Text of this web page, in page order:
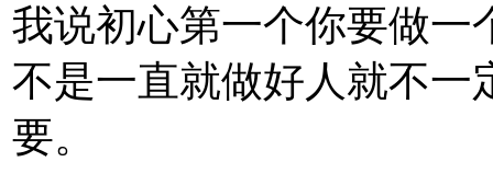
我说初心第一个你要做一
不是一直就做好人就不一
要。